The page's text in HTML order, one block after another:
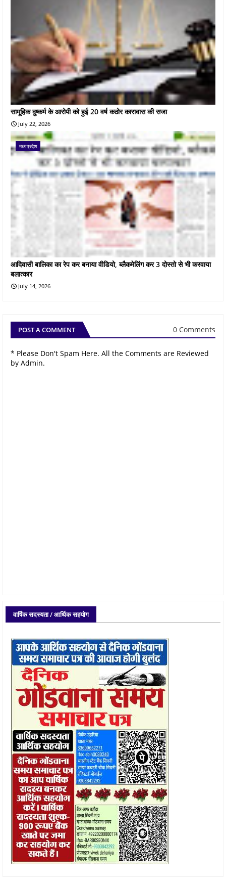
सामूहिक दुष्कर्म के आरोपी को हुई 20 वर्ष कठोर कारावास की सजा
July 22, 2026
मध्यप्रदेश
आदिवासी बालिका का रेप कर बनाया वीडियो, ब्लैकमेलिंग कर 3 दोस्तो से भी करवाया
बलात्कार
July 14, 2026
POST A COMMENT 0 Comments
* Please Don't Spam Here. All the Comments are Reviewed
by Admin.
वार्षिक सदस्यता / आर्थिक सहयोग